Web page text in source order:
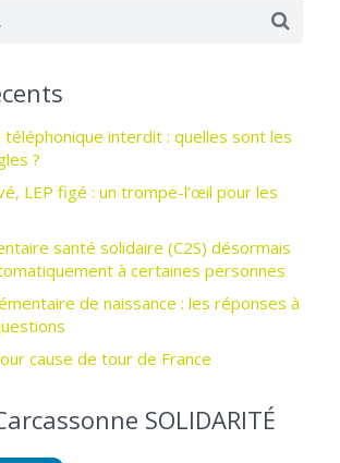
téléphonique interdit : quelles sont les
?
LEP figé : un trompe-l’œil pour les
santé solidaire (C2S) désormais
à certaines personnes
de naissance : les réponses à
cause de tour de France
SOLIDARITÉ